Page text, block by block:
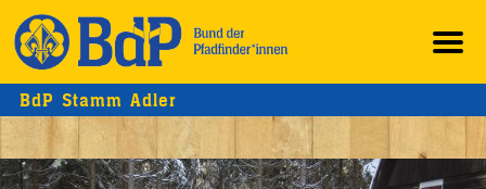
BdP Stamm Adler